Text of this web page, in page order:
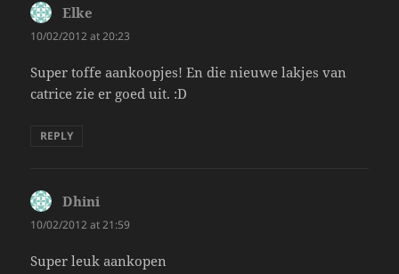
Elke
10/02/2012 at 20:23
Super toffe aankoopjes! En die nieuwe lakjes van
catrice zie er goed uit. :D
REPLY
Dhini
10/02/2012 at 21:59
Super leuk aankopen